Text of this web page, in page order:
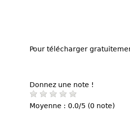
Pour télécharger
Donnez une note !
Moyenne : 0.0/5 (0 note)